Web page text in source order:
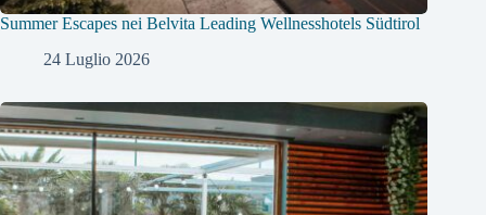
Summer Escapes nei Belvita Leading Wellnesshotels Südtirol
24 Luglio 2026